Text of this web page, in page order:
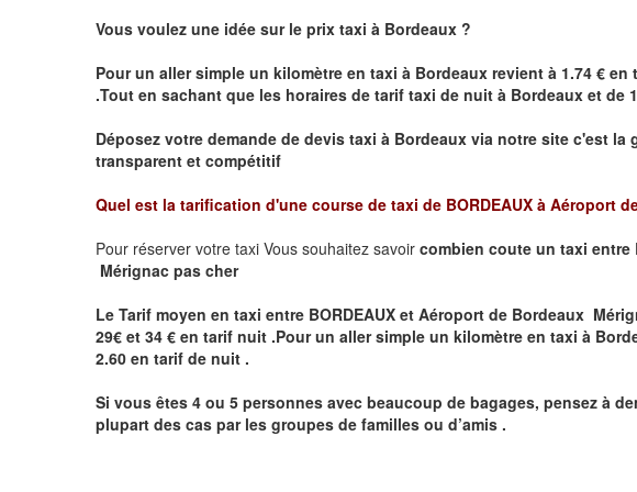
Vous voulez une idée sur le prix taxi à Bordeaux ?
Pour un aller simple un kilomètre en taxi à Bordeaux revient à 1.74 €
.Tout en sachant que les horaires de tarif taxi de nuit à Bordeaux et de
Déposez votre demande de devis taxi à Bordeaux via notre site c'est la
transparent et compétitif
Quel est la tarification d'une course de taxi de BORDEAUX à Aéroport
Pour réserver votre taxi Vous souhaitez savoir combien coute un taxi entre
Mérignac pas cher
Le Tarif moyen en taxi entre BORDEAUX et Aéroport de Bordeaux
29€ et 34 € en tarif nuit .Pour un aller simple un kilomètre en taxi à
2.60 en tarif de nuit .
Si vous êtes 4 ou 5 personnes avec beaucoup de bagages, pensez à
plupart des cas par les groupes de familles ou d’amis .